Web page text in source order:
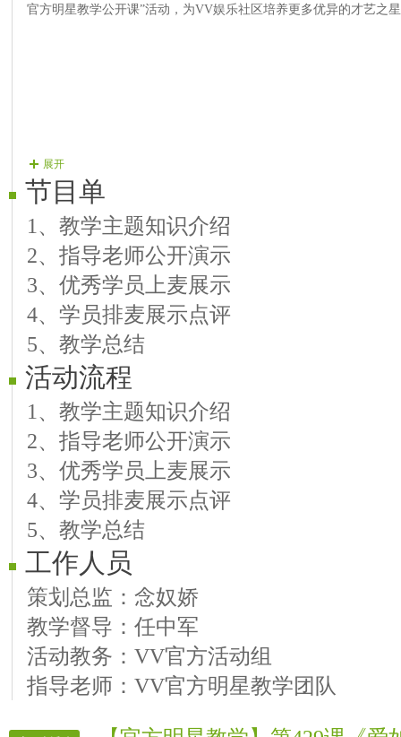
官方明星教学公开课”活动，为VV娱乐社区培养更多优异的才艺之
展开
节目单
1、教学主题知识介绍
2、指导老师公开演示
3、优秀学员上麦展示
4、学员排麦展示点评
5、教学总结
活动流程
1、教学主题知识介绍
2、指导老师公开演示
3、优秀学员上麦展示
4、学员排麦展示点评
5、教学总结
工作人员
策划总监：念奴娇
教学督导：任中军
活动教务：VV官方活动组
指导老师：VV官方明星教学团队